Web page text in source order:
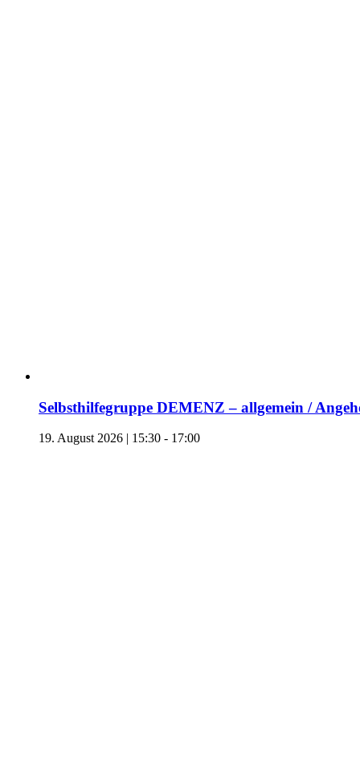
Selbsthilfegruppe DEMENZ – allgemein /
19. August 2026 | 15:30 - 17:00